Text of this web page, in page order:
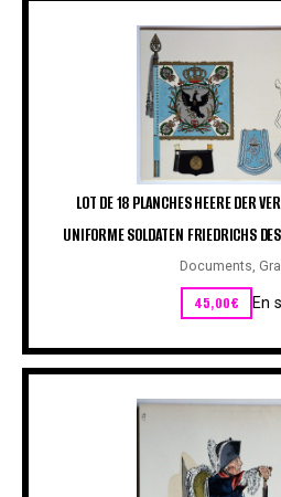
LOT DE 18 PLANCHES HEERE DER
UNIFORME SOLDATEN FRIEDRICHS
Documents,
45,00€ En